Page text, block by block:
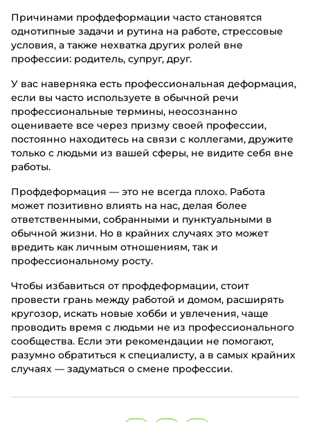
Причинами профдеформации часто становятся
однотипные задачи и рутина на работе, стрессовые
условия, а также нехватка других ролей вне
профессии: родитель, супруг, друг.
У вас наверняка есть профессиональная деформация,
если вы часто используете в обычной речи
профессиональные термины, неосознанно
оцениваете все через призму своей профессии,
постоянно находитесь на связи с коллегами, дружите
только с людьми из вашей сферы, не видите себя вне
работы.
Профдеформация — это не всегда плохо. Работа
может позитивно влиять на нас, делая более
ответственными, собранными и пунктуальными в
обычной жизни. Но в крайних случаях это может
вредить как личным отношениям, так и
профессиональному росту.
Чтобы избавиться от профдеформации, стоит
провести грань между работой и домом, расширять
кругозор, искать новые хобби и увлечения, чаще
проводить время с людьми не из профессионального
сообщества. Если эти рекомендации не помогают,
разумно обратиться к специалисту, а в самых крайних
случаях — задуматься о смене профессии.